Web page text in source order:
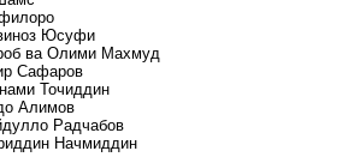
Юсуфи
ва Олими Махмуд
Сафаров
Точиддин
Алимов
Радчабов
Начмиддин